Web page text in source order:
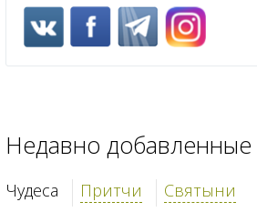
Недавно добавленные
Чудеса Притчи Святыни